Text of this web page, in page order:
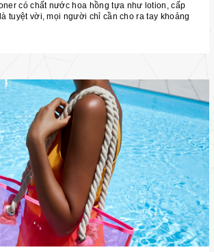
có chất nước hoa hồng tựa như lotion, cấp
tuyệt vời, mọi người chỉ cần cho ra tay khoảng